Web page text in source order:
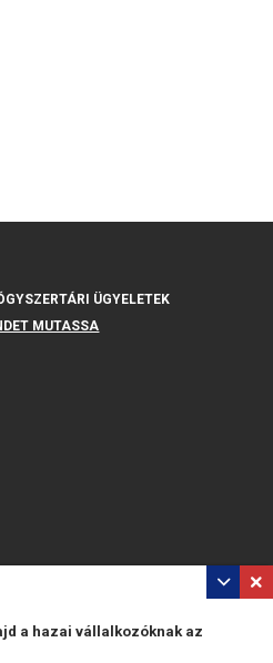
a hazai vállalkozóknak az
ÜGYELETEK
MUTASSA